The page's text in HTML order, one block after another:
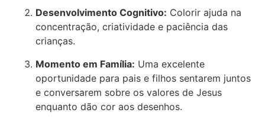
Desenvolvimento Cognitivo: Colorir ajuda na
concentração, criatividade e paciência das
crianças.
Momento em Família: Uma excelente
oportunidade para pais e filhos sentarem juntos
e conversarem sobre os valores de Jesus
enquanto dão cor aos desenhos.